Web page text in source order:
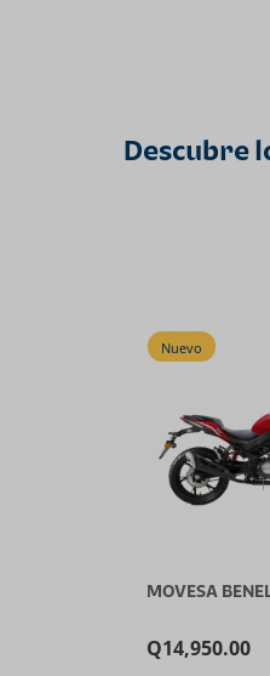
Descubre
Nuevo
MOVESA
Q14,950.00